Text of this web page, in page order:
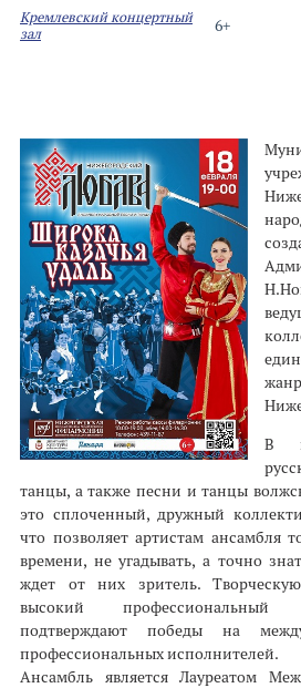
6+
Кремлевский концертный
зал
В
танцы, а также песни и танцы
это сплоченный, дружный
что позволяет артистам ансамбля
времени, не угадывать, а точно
ждет от них зритель.
высокий профессиональный
подтверждают победы на
профессиональных исполнителей.
Ансамбль является Лауреатом